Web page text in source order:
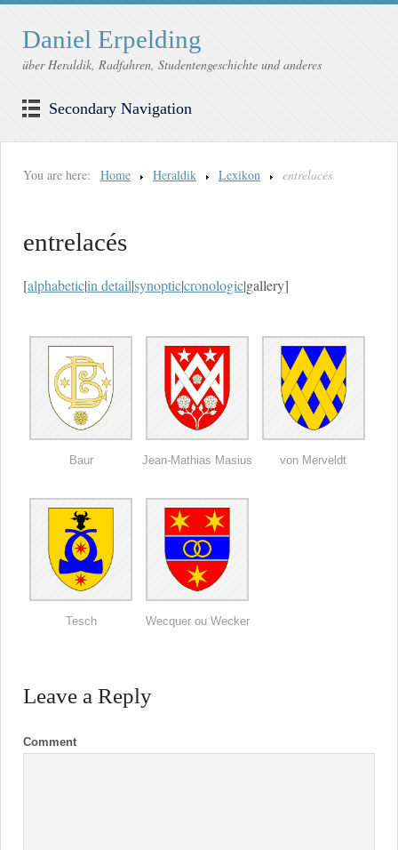
Daniel Erpelding
über Heraldik, Radfahren, Studentengeschichte und anderes
Secondary Navigation
You are here: Home Heraldik Lexikon entrelacés
entrelacés
[alphabetic|in detail|synoptic|cronologic|gallery]
Baur Jean-Mathias Masius von Merveldt
Tesch Wecquer ou Wecker
Leave a Reply
Comment